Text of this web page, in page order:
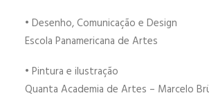
• Desenho, Comunicação e Design
Escola Panamericana de Artes
• Pintura e ilustração
Quanta Academia de Artes – Marcelo